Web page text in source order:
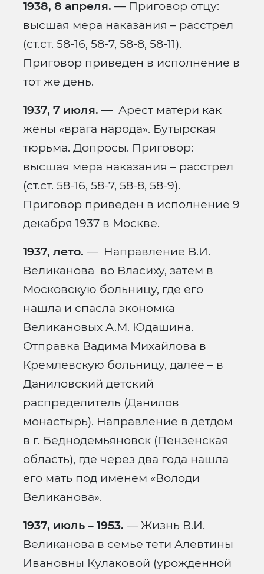
1938, 8 апреля. — Приговор отцу:
высшая мера наказания – расстрел
(ст.ст. 58-16, 58-7, 58-8, 58-11).
Приговор приведен в исполнение в
тот же день.
1937, 7 июля. — Арест матери как
жены «врага народа». Бутырская
тюрьма. Допросы. Приговор:
высшая мера наказания – расстрел
(ст.ст. 58-16, 58-7, 58-8, 58-9).
Приговор приведен в исполнение 9
декабря 1937 в Москве.
1937, лето. — Направление В.И.
Великанова во Власиху, затем в
Московскую больницу, где его
нашла и спасла экономка
Великановых А.М. Юдашина.
Отправка Вадима Михайлова в
Кремлевскую больницу, далее – в
Даниловский детский
распределитель (Данилов
монастырь). Направление в детдом
в г. Беднодемьяновск (Пензенская
область), где через два года нашла
его мать под именем «Володи
Великанова».
1937, июль – 1953. — Жизнь В.И.
Великанова в семье тети Алевтины
Ивановны Кулаковой (урожденной